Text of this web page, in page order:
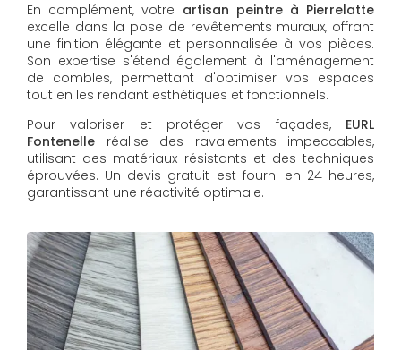
En complément, votre artisan peintre à Pierrelatte
excelle dans la pose de revêtements muraux, offrant
une finition élégante et personnalisée à vos pièces.
Son expertise s'étend également à l'aménagement
de combles, permettant d'optimiser vos espaces
tout en les rendant esthétiques et fonctionnels.
Pour valoriser et protéger vos façades, EURL
Fontenelle réalise des ravalements impeccables,
utilisant des matériaux résistants et des techniques
éprouvées. Un devis gratuit est fourni en 24 heures,
garantissant une réactivité optimale.